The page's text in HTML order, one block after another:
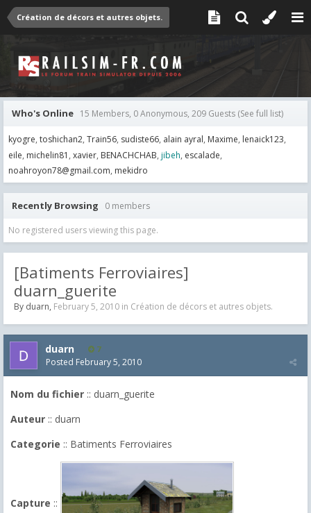
Création de décors et autres objets.
Who's Online 15 Members, 0 Anonymous, 209 Guests (See full list)
kyogre toshichan2 Train56 sudiste66 alain ayral Maxime lenaick123
eile michelin81 xavier BENACHCHAB jibeh escalade
noahroyon78@gmail.com mekidro
Recently Browsing 0 members
No registered users viewing this page.
[Batiments Ferroviaires]
duarn_guerite
By duarn, February 5, 2010 in Création de décors et autres objets.
duarn 7
Posted February 5, 2010
Nom du fichier :: duarn_guerite
Auteur :: duarn
Categorie :: Batiments Ferroviaires
Capture ::